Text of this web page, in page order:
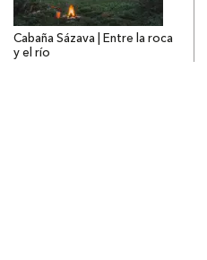
Cabaña Sázava | Entre la roca
y el río